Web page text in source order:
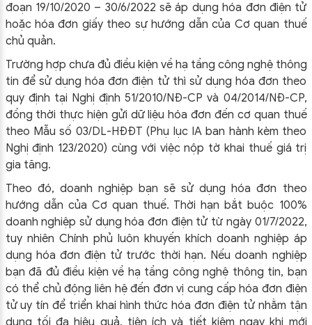
đoạn 19/10/2020 – 30/6/2022 sẽ áp dụng hóa đơn điện tử
hoặc hóa đơn giấy theo sự hướng dẫn của Cơ quan thuế
chủ quản.
Trường hợp chưa đủ điều kiện về hạ tầng công nghệ thông
tin để sử dụng hóa đơn điện tử thì sử dụng hóa đơn theo
quy định tại Nghị định 51/2010/NĐ-CP và 04/2014/NĐ-CP,
đồng thời thực hiện gửi dữ liệu hóa đơn đến cơ quan thuế
theo Mẫu số 03/DL-HĐĐT (Phụ lục IA ban hành kèm theo
Nghị định 123/2020) cùng với việc nộp tờ khai thuế giá trị
gia tăng.
Theo đó, doanh nghiệp bạn sẽ sử dụng hóa đơn theo
hướng dẫn của Cơ quan thuế. Thời hạn bắt buộc 100%
doanh nghiệp sử dụng hóa đơn điện tử từ ngày 01/7/2022,
tuy nhiên Chính phủ luôn khuyến khích doanh nghiệp áp
dụng hóa đơn điện tử trước thời hạn. Nếu doanh nghiệp
bạn đã đủ điều kiện về hạ tầng công nghệ thông tin, bạn
có thể chủ động liên hệ đến đơn vị cung cấp hóa đơn điện
tử uy tín để triển khai hình thức hóa đơn điện tử nhằm tận